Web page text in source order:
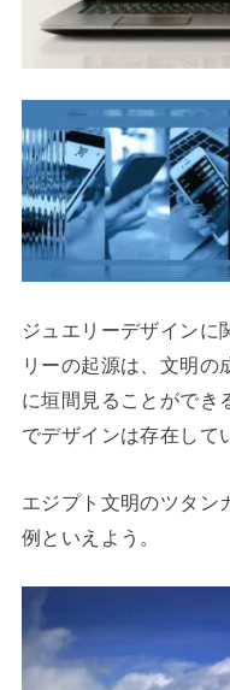
ジュエリーデザインに
リーの起源は、文明の
に垣間見ることができ
でデザインは存在して
エジプト文明のツタン
例といえよう。